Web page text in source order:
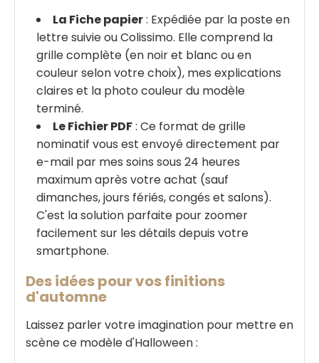
La Fiche papier: Expédiée par la poste en
lettre suivie ou Colissimo. Elle comprend la
grille complète (en noir et blanc ou en
couleur selon votre choix), mes explications
claires et la photo couleur du modèle
terminé.
Le Fichier PDF: Ce format de grille
nominatif vous est envoyé directement par
e-mail par mes soins sous 24 heures
maximum après votre achat (sauf
dimanches, jours fériés, congés et salons).
C'est la solution parfaite pour zoomer
facilement sur les détails depuis votre
smartphone.
Des idées pour vos finitions
d'automne
Laissez parler votre imagination pour mettre en
scène ce modèle d'Halloween :